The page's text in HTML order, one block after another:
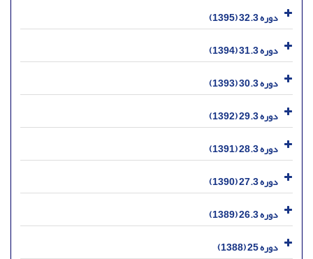
دوره 32.3 (1395)
دوره 31.3 (1394)
دوره 30.3 (1393)
دوره 29.3 (1392)
دوره 28.3 (1391)
دوره 27.3 (1390)
دوره 26.3 (1389)
دوره 25 (1388)